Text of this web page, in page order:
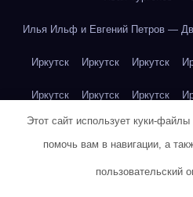
Илья Ильф и Евгений Петров —
Иркутск Иркутск Иркутск
Иркутск Иркутск Иркутск
Иркутск Иркутск Иркутск
Этот сайт использует куки-
помочь вам в навигации, а
пользовательский